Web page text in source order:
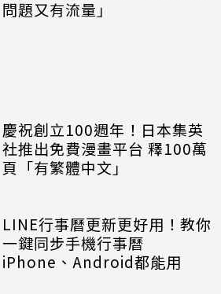
問題又有流量」
慶祝創立100週年！日本集英
社推出免費漫畫平台 釋100萬
頁「有繁體中文」
LINE行事曆更新更好用！教你
一鍵同步手機行事曆
iPhone、Android都能用